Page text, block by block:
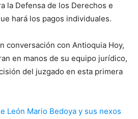
la Defensa de los Derechos e
hará los pagos individuales.
conversación con Antioquia Hoy,
en manos de su equipo jurídico,
del juzgado en esta primera
León Mario Bedoya y sus nexos